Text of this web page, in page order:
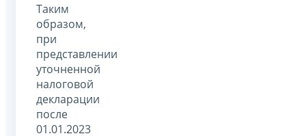
Таким
образом,
при
представлении
уточненной
налоговой
декларации
после
01.01.2023